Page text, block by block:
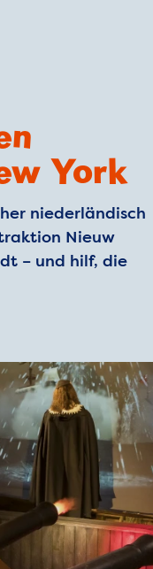
York
niederländisch
Nieuw
– und hilf, die